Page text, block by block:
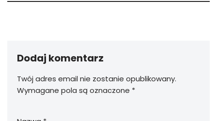
Dodaj komentarz
Twój adres email nie zostanie opublikowany.
Wymagane pola są oznaczone *